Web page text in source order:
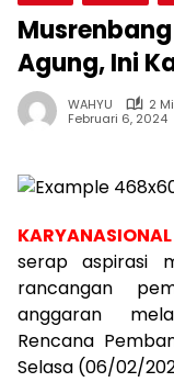
Agung, Ini
WAHYU
2
Februari 6, 2024
KARYANASIONAL
serap aspirasi
rancangan
anggaran
Rencana
Selasa (06/02/